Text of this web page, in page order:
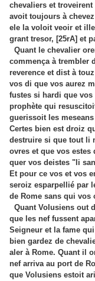
chevaliers et
avoit toujours à
ele la voloit veoir et
grant tresor, [25rA] et
Quant le chevalier
commença à trembler
reverence et dist à
vos di que vos aurez
fustes si hardi que
prophète qui
guerissoit les
Certes bien est droiz
destruire si que tout li
ovres et que vos
quer vos deistes "li
Et pour ce vos et vos
seroiz esparpellié par
de Rome sans qui vos
Quant Volusiens out
que les nef fussent
Seigneur et la fame
bien gardez de
aler à Rome. Quant il
nef arriva au port de
que Volusiens estoit